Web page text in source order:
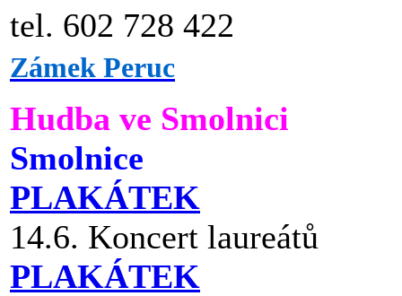
tel. 602 728 422
Zámek Peruc
Hudba ve Smolnici
Smolnice
PLAKÁTEK
14.6. Koncert laureátů
PLAKÁTEK